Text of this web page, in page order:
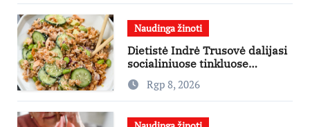
Naudinga žinoti
Dietistė Indrė Trusovė dalijasi
socialiniuose tinkluose
išpopuliarėjusiu lašišos salotų
receptuRgp 8, 2026